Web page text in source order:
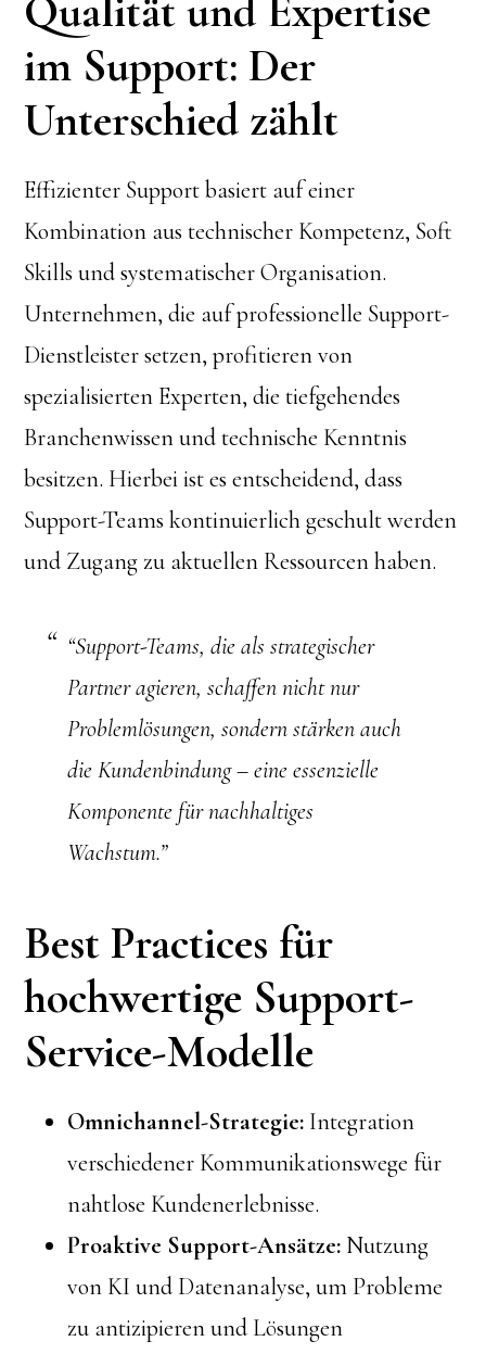
Qualität und Expertise
im Support: Der
Unterschied zählt
Effizienter Support basiert auf einer
Kombination aus technischer Kompetenz, Soft
Skills und systematischer Organisation.
Unternehmen, die auf professionelle Support-
Dienstleister setzen, profitieren von
spezialisierten Experten, die tiefgehendes
Branchenwissen und technische Kenntnis
besitzen. Hierbei ist es entscheidend, dass
Support-Teams kontinuierlich geschult werden
und Zugang zu aktuellen Ressourcen haben.
“Support-Teams, die als strategischer
Partner agieren, schaffen nicht nur
Problemlösungen, sondern stärken auch
die Kundenbindung – eine essenzielle
Komponente für nachhaltiges
Wachstum.”
Best Practices für
hochwertige Support-
Service-Modelle
Omnichannel-Strategie: Integration
verschiedener Kommunikationswege für
nahtlose Kundenerlebnisse.
Proaktive Support-Ansätze: Nutzung
von KI und Datenanalyse, um Probleme
zu antizipieren und Lösungen